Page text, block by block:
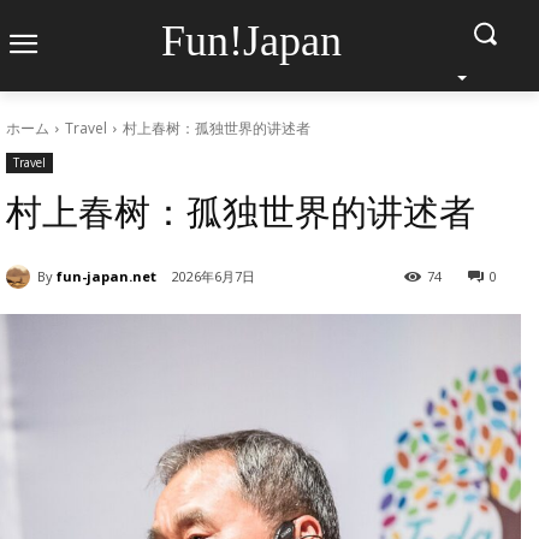
Fun!Japan
ホーム Travel 村上春树：孤独世界的讲述者
Travel
村上春树：孤独世界的讲述者
By fun-japan.net 2026年6月7日 0
74